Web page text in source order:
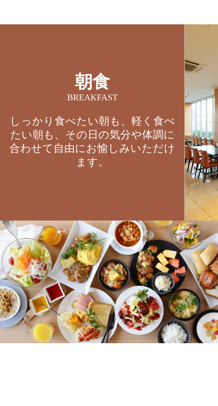
朝食
BREAKFAST
しっかり食べたい朝も、軽く食べ
たい朝も、その日の気分や体調に
合わせて自由にお愉しみいただけ
ます。